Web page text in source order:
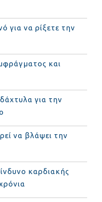
για να ρίξετε την
και
για την
να βλάψει την
καρδιακής